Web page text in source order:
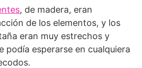
, de madera, eran
de los elementos, y los
eran muy estrechos y
podía esperarse en cualquiera